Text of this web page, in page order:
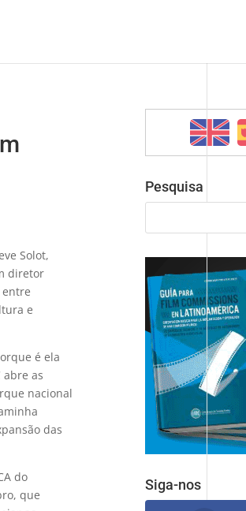
Solot,
diretor
entre
e
é ela
abre as
nacional
das
do
que
Pesquisa
Siga-nos